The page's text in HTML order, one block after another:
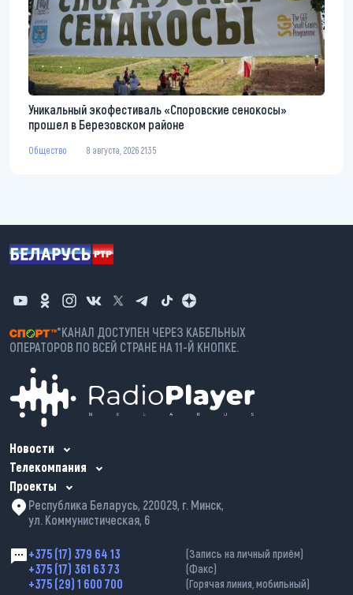
Уникальный экофестиваль «Споровские сенокосы»
прошел в Березовском районе
Общество 8 августа, 2026 21:35
*КАНАЛ ДОСТУПЕН ЧЕРЕЗ КАБЕЛЬНЫХ
ОПЕРАТОРОВ ПО ВСЕЙ СТРАНЕ НА 11-Й КНОПКЕ.
Новости
Телекомпания
Проекты
Республика Беларусь, 220029, г. Минск,
ул. Коммунистическая, 6
+375 (17) 379 64 13 (Запись на личный приём)
+375 (17) 361 63 73 (Факс)
+375 (29) 1 600 700 (Горячая линия, мобильный)